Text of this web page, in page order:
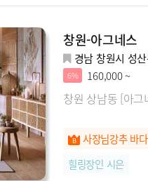
창원-아그네스
경남 창원시 성
6% 160,000 ~
창원 상남동 [아
사장님강추 바다
힐링장인 시은